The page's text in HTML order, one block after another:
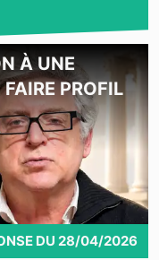
À UNE
PROFIL
DU 28/04/2026